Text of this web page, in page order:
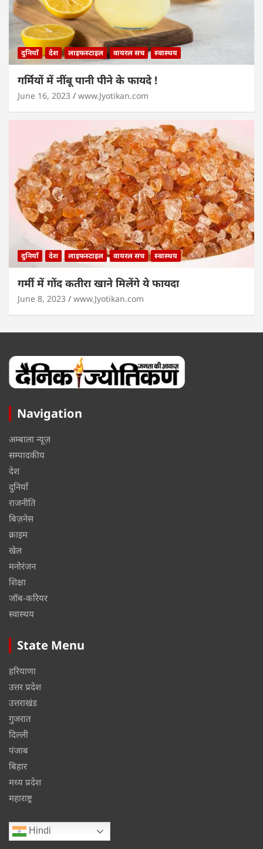
दुनियाँ देश लाइफस्टाइल वायरल सच स्वास्थय
गर्मियों में नींबू पानी पीने के फायदे !
June 16, 2023 www.Jyotikan.com
दुनियाँ देश लाइफस्टाइल वायरल सच स्वास्थय
गर्मी में गोंद कतीरा खाने मिलेंगे ये फायदा
June 8, 2023 www.Jyotikan.com
Navigation
अम्बाला न्यूज़
सम्पादकीय
देश
दुनियाँ
राजनीति
बिज़नेस
क्राइम
खेल
मनोरंजन
शिक्षा
जॉब-करियर
स्वास्थय
State Menu
हरियाणा
उत्तर प्रदेश
उत्तराखंड
गुजरात
दिल्ली
पंजाब
बिहार
मध्य प्रदेश
महाराष्ट्र
Hindi